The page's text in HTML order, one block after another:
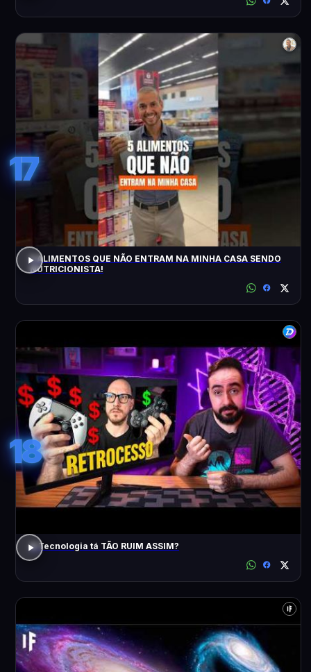
17
5 ALIMENTOS QUE NÃO ENTRAM NA MINHA CASA SENDO
NUTRICIONISTA!
18
A Tecnologia tá TÃO RUIM ASSIM?